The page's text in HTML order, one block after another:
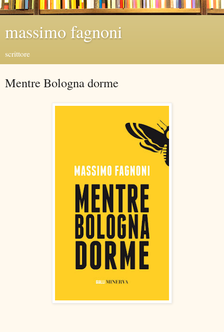
massimo fagnoni
scrittore
Mentre Bologna dorme